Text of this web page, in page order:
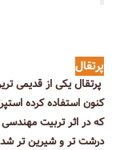
پرتقال
پرتقال یکی از قدیمی
کنون استفاده کرده
که در اثر تربیت
درشت تر و شیرین تر